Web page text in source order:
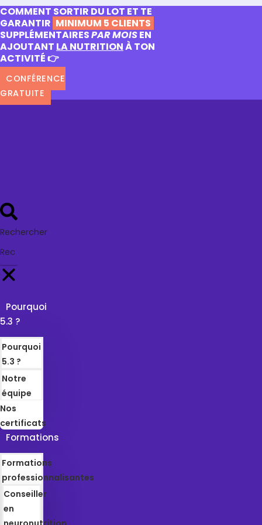
COMMENT SORTIR DU LOT ET TE
GARANTIR MINIMUM 5 CLIENTS
SUPPLÉMENTAIRESPAR MOISEN
AJOUTANT LA NUTRITIONÀ TON
ACTIVITÉ 👉
CONFÉRENCE
GRATUITE
Rechercher
Pourquoi
5.3 ?
Pourquoi
5.3 ?
Notre
équipe
Nos
certificats
Formations
Formations
professionnalisantes
Conseiller
en